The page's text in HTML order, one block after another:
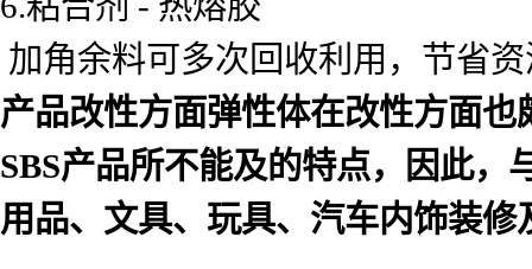
加角余料可多次回收利用，节省
产品改性方面弹性体在改性方面
SBS产品所不能及的特点，因此，
用品、文具、玩具、汽车内饰装